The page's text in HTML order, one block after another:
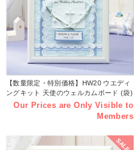
【数量限定・特別価格】HW20 ウエディ
ングキット 天使のウェルカムボード (袋)
Our Prices are Only Visible to
Members
SALE